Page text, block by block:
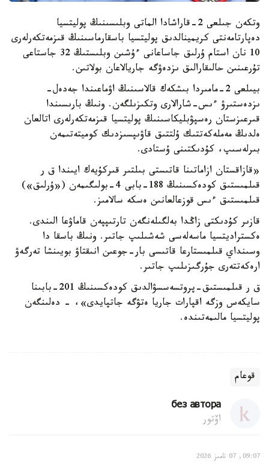
وتكەن جىلعى 2-قاراشادا الماتى وبلىسىنىڭ پوليتسيا
دەپارتامەنتى كريمينالدىق پوليتسيا باسقارماسىنىڭ قىزمەتكەرلەرى
10 نان استام ۇرلىق جاساعانى ءۇشىن وبلىستىڭ 32 جاستاعى
تۇرعىنىن حالىقارالىق ىزدەۋگە جاريالاعان بولاتىن.
بيىلعى 2-مامىردا بىشكەك قالاسىنىڭ اۋماعىندا جەدەل-
ىزدەستىرۋ ءىس-شارالارى وتكىزىلگەن. ونىڭ بارىسىندا
قىرعىزستان رەسپۋبليكاسىنىڭ پوليتسيا قىزمەتكەرلەرى اتالعان
ەلدىڭ مەملەكەتتىك ۇلتتىق قاۋىپسىزدىك كوميتەتىمەن
بىرلەسىپ، كۇدىكتىنى ۇستادى.
«قازاقستان ازاماتىنا قاتىستى بىلتىر قىركۇيەك ايىندا ق ر
قىلمىستىق كودەكسىنىڭ 188-بابى 4-بولىگىمەن («ۇرلىق»)
قىلمىستىق ءىس قوزعالعانىن ەسكە سالامىز.
قازىر كۇدىكتى زاڭدا بەلگىلەنگەن تارتىپپەن قاماۋعا الىندى.
ەكستراديتسيا ماسەلەسى شەشىلىپ جاتىر. ونىڭ باسقا دا
وسىنداي قىلمىستارعا قاتىسى بار-جوعىن انىقتاۋ بويىنشا تەرگەۋ
ارەكەتتەرى جۇرگىزىلىپ جاتىر.
ق ر قىلمىستىق-پروتسەسسۋالدىق كودەكسىنىڭ 201-بابىنا
سايكەس وزگە اقپارات جاريا ەتۋگە جاتپايدى»، - دەلىنگەن
پوليتسيا مالىمەتىندە.
قوعام
без автора
اۆتور
09:07, 07 تامىز 2026